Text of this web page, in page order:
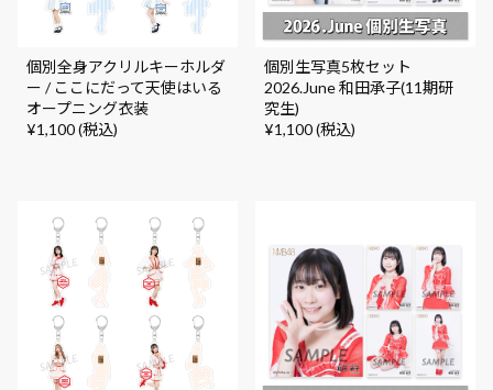
個別全身アクリルキーホルダ
ー / ここにだって天使はいる
オープニング衣装
¥1,100 (税込)
個別生写真5枚セット
2026.June 和田承子(11期研
究生)
¥1,100 (税込)